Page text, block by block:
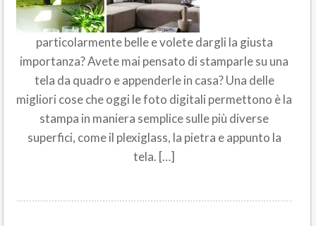
particolarmente belle e volete dargli la giusta
importanza? Avete mai pensato di stamparle su una
tela da quadro e appenderle in casa? Una delle
migliori cose che oggi le foto digitali permettono è la
stampa in maniera semplice sulle più diverse
superfici, come il plexiglass, la pietra e appunto la
tela. […]